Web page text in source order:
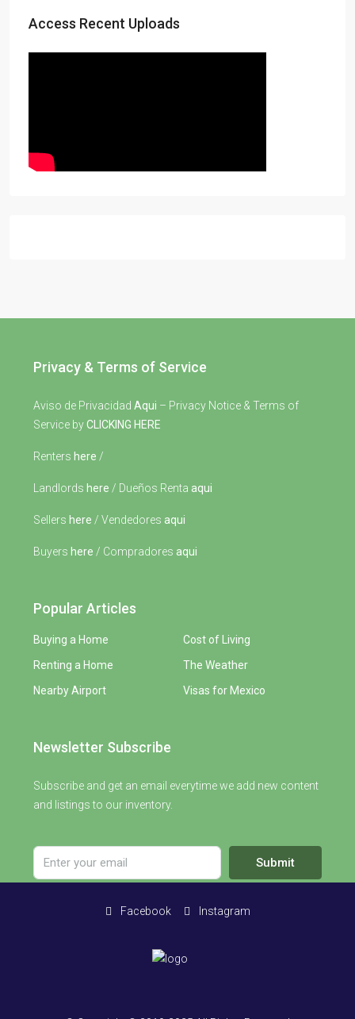
Access Recent Uploads
Privacy & Terms of Service
Aviso de Privacidad Aqui – Privacy Notice & Terms of
Service byCLICKING HERE
Renters here /
Landlords here / Dueños Renta aqui
Sellers here / Vendedores aqui
Buyers here / Compradores aqui
Popular Articles
Buying a Home
Renting a Home
Nearby Airport
Cost of Living
The Weather
Visas for Mexico
Newsletter Subscribe
Subscribe and get an email everytime we add new content
and listings to our inventory.
Submit
Facebook Instagram